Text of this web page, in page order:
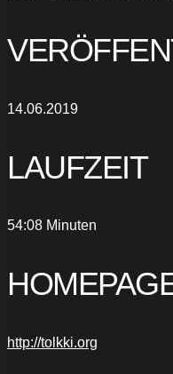
14.06.2019
LAUFZEIT
54:08 Minuten
http://tolkki.org